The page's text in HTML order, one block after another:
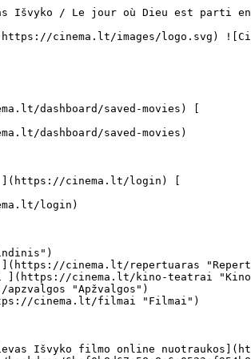
c/ky56AK699SIjd1eb-2xl.webp)  ](https://s3.eu-central-1.amazonaws.com/cinema-lt/images/movies/poster/ea352d5913d74b474a8574bf6428238c/c/ky56AK699SIjd1eb-full.jpg) 

   ![](https://cinema.lt/images/bookmarks/bookmark.svg)   

 [    ![Diena, Kai Dievas Išvyko filmo online nuotraukos](https://s3.eu-central-1.amazonaws.com/cinema-lt/images/movies/poster/ea352d5913d74b474a8574bf6428238c/c/ky56AK699SIjd1eb-2xl.webp)  ](https://s3.eu-central-1.amazonaws.com/cinema-lt/images/movies/poster/ea352d5913d74b474a8574bf6428238c/c/ky56AK699SIjd1eb-full.jpg) 

Diena, Kai Dievas Išvyko Le jour où Dieu est parti en voyage Le Jour Où Dieu Est Parti En Voyage 
=================================================================================================

 [ Drama ](https://cinema.lt/zanrai/dramos "Drama") 

 1 val. 40 min. 

 [  Filmo informacija   

  ](#storyline-with-details) 

 [ Drama ](https://cinema.lt/zanrai/dramos "Drama") 

 [ Premjera 2009 m. spalio 28 d. 

 Nerodomas kino teatruose 

 ](#repertoire) 

 Dalintis

 [ ![Facebook](https://cinema.lt/images/socials/facebook_icon_white.svg) ](https://www.facebook.com/sharer/sharer.php?u=https%3A%2F%2Fcinema.lt%2Ffilmai%2Fdiena-kai-dievas-isvyko)[ ![Messenger](https://cinema.lt/images/socials/messenger_icon_white.svg) ](https://www.facebook.com/dialog/send?link=https%3A%2F%2Fcinema.lt%2Ffilmai%2Fdiena-kai-dievas-isvyko&redirect_uri=https%3A%2F%2Fcinema.lt%2Ffilmai%2Fdiena-kai-dievas-isvyko)[ ![LinkedIn](https://cinema.lt/images/socials/linkedin_icon_white.svg) ](https://www.linkedin.com/sharing/share-offsite/?url=https%3A%2F%2Fcinema.lt%2Ffilmai%2Fdiena-kai-dievas-isvyko)  

  Kino mėgėjų įvertinimas  

  N/A  

   Įvertinti   

 Premjera 2009 m. spalio 28 d. 

 Nerodomas kino teatruose 

 Nerodomas kino teatruose 

  Kino mėgėjų įvertinimas  

  N/A  

   Įvertinti   

 Dalintis

 [ ![Facebook](https://cinema.lt/images/socials/facebook_icon_white.svg) ](https://www.facebook.com/sharer/sharer.php?u=https%3A%2F%2Fcinema.lt%2Ffilmai%2Fdiena-kai-dievas-isvyko)[ ![Messenger](https://cinema.lt/images/socials/messenger_icon_white.svg) ](https://www.facebook.com/dialog/send?link=https%3A%2F%2Fcinema.lt%2Ffilmai%2Fdiena-kai-dievas-isvyko&redirect_uri=https%3A%2F%2Fcinema.lt%2Ffilmai%2Fdiena-kai-dievas-isvyko)[ ![LinkedIn](https://cinema.lt/images/socials/linkedin_icon_white.svg) ](https://www.linkedin.com/sharing/share-offsite/?url=https%3A%2F%2Fcinema.lt%2Ffilmai%2Fdiena-kai-dievas-isvyko)  

 [ Siužetas ](#storyline-with-